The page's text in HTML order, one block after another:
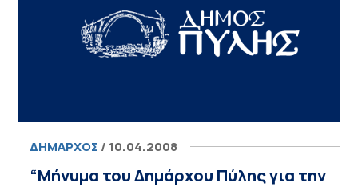
ΔΉΜΑΡΧΟΣ / 10.04.2008
“Μήνυμα του Δημάρχου Πύλης για την